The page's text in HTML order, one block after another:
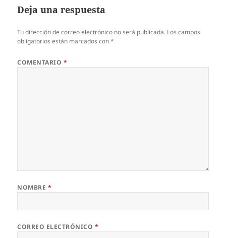
Deja una respuesta
Tu dirección de correo electrónico no será publicada. Los campos
obligatorios están marcados con*
COMENTARIO *
NOMBRE *
CORREO ELECTRÓNICO *